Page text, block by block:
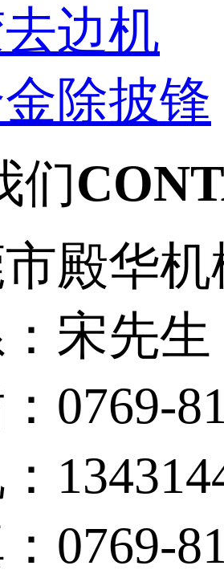
边机
除披锋
们
殿华
宋先生
0769-
0769-